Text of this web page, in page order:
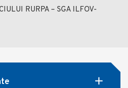
RURPA – SGA ILFOV-